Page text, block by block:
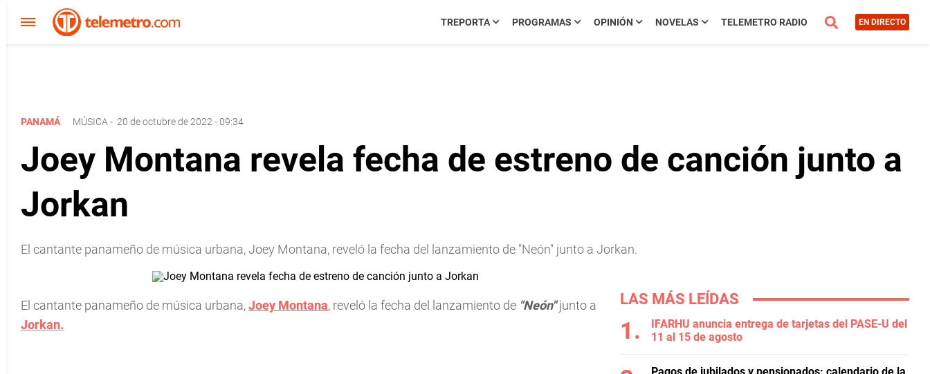
TREPORTA PROGRAMAS OPINIÓN NOVELAS TELEMETRO RADIO EN DIRECTO
PANAMÁ MÚSICA - 20 de octubre de 2022 - 09:34
Joey Montana revela fecha de estreno de canción junto a
Jorkan
El cantante panameño de música urbana, Joey Montana, reveló la fecha del lanzamiento de "Neón" junto a Jorkan.
El cantante panameño de música urbana,Joey Montana, reveló la fecha del lanzamiento de "Neón"junto a
Jorkan.
LAS MÁS LEÍDAS
IFARHU anuncia entrega de tarjetas del PASE-U del
11 al 15 de agosto